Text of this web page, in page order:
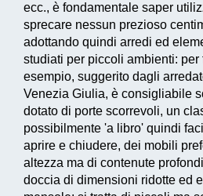
ecc., è fondamentale saper
sprecare nessun prezioso
adottando quindi arredi ed
studiati per piccoli ambienti:
esempio, suggerito dagli
Venezia Giulia, è consigliabile
dotato di porte scorrevoli, un
possibilmente 'a libro' quindi
aprire e chiudere, dei mobili
altezza ma di contenute
doccia di dimensioni ridotte ed